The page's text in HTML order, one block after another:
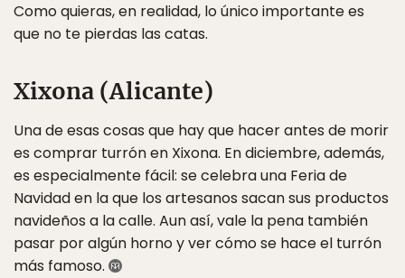
Como quieras, en realidad, lo único importante es
que no te pierdas las catas.
Xixona (Alicante)
Una de esas cosas que hay que hacer antes de morir
es comprar turrón en Xixona. En diciembre, además,
es especialmente fácil: se celebra una Feria de
Navidad en la que los artesanos sacan sus productos
navideños a la calle. Aun así, vale la pena también
pasar por algún horno y ver cómo se hace el turrón
más famoso.